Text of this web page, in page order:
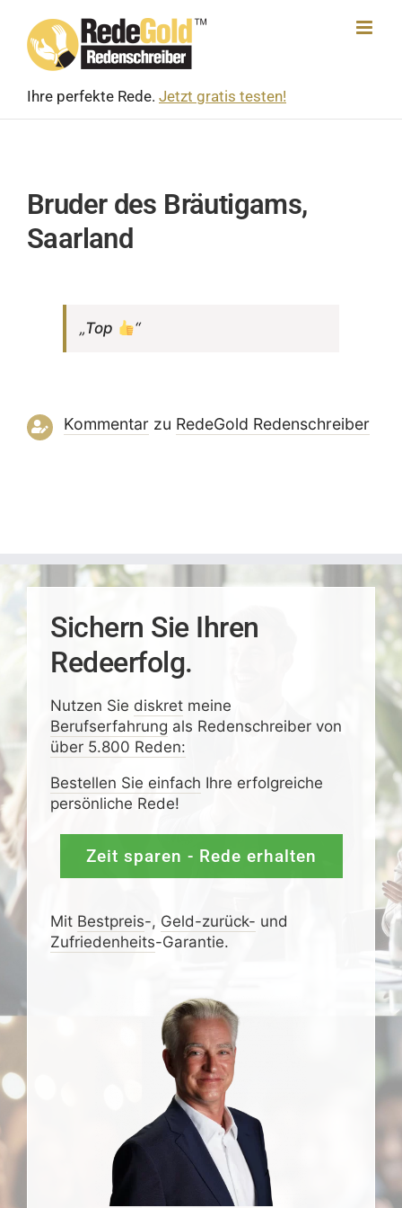
content
Ihre perfekte Rede. Jetzt gratis testen!
Bruder des Bräutigams,
Saarland
„Top “
Kommentarzu RedeGold Reden­schreiber
Sichern Sie Ihren
Redeerfolg.
Nutzen Sie diskretmeine
Berufserfahrung als Redenschreiber von
über 5.800 Reden:
Bestellen Sie einfach Ihre erfolgreiche
persönliche Rede!
Zeit sparen - Rede erhalten
Mit Bestpreis-, Geld-zurück- und
Zufrieden­­heits-Garantie.